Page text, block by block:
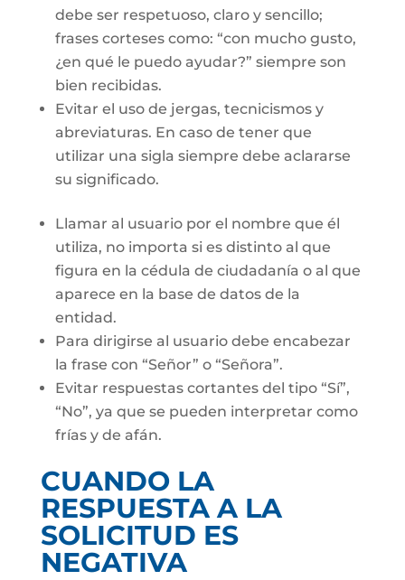
debe ser respetuoso, claro y sencillo;
frases corteses como: “con mucho gusto,
¿en qué le puedo ayudar?” siempre son
bien recibidas.
Evitar el uso de jergas, tecnicismos y
abreviaturas. En caso de tener que
utilizar una sigla siempre debe aclararse
su significado.
Llamar al usuario por el nombre que él
utiliza, no importa si es distinto al que
figura en la cédula de ciudadanía o al que
aparece en la base de datos de la
entidad.
Para dirigirse al usuario debe encabezar
la frase con “Señor” o “Señora”.
Evitar respuestas cortantes del tipo “Sí”,
“No”, ya que se pueden interpretar como
frías y de afán.
CUANDO LA
RESPUESTA A LA
SOLICITUD ES
NEGATIVA